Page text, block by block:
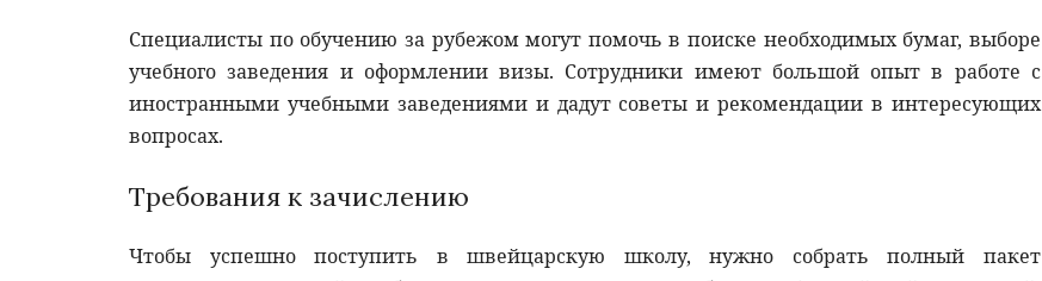
Специалисты по обучению за рубежом могут помочь в поиске необходимых бумаг, выборе
учебного заведения и оформлении визы. Сотрудники имеют большой опыт в работе с
иностранными учебными заведениями и дадут советы и рекомендации в интересующих
вопросах.
Требования к зачислению
Чтобы успешно поступить в швейцарскую школу, нужно собрать полный пакет